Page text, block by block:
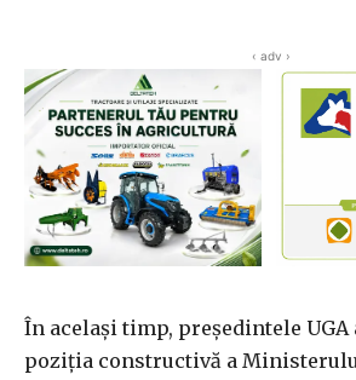
‹ adv ›
În același timp, președintele
poziția constructivă a